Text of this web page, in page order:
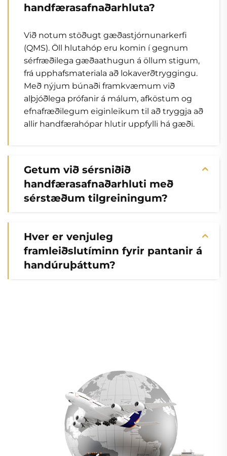
handfærasafnaðarhluta?
Við notum stöðugt gæðastjórnunarkerfi
(QMS). Öll hlutahóp eru komin í gegnum
sérfræðilega gæðaathugun á öllum stigum,
frá upphafsmateriala að lokaverðtryggingu.
Með nýjum búnaði framkvæmum við
alþjóðlega prófanir á málum, afköstum og
efnafræðilegum eiginleikum til að tryggja að
allir handfærahópar hlutir uppfylli há gæði.
Getum við sérsniðið
handfærasafnaðarhluti með
sérstæðum tilgreiningum?
Hver er venjuleg
framleiðslutíminn fyrir pantanir á
handúruþáttum?